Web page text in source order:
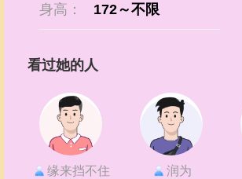
身高： 172～不限
看过她的人
缘来挡不住 润为